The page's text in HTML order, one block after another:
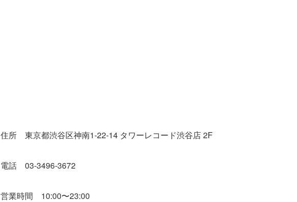
住所 東京都渋谷区神南1-22-14 タワーレコード渋谷店 2F
電話 03-3496-3672
営業時間 10:00〜23:00